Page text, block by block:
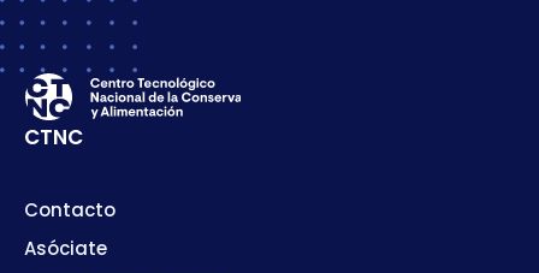
CTNC
Contacto
Asóciate